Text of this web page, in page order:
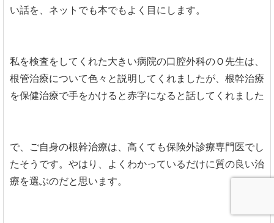
い話を、ネットでも本でもよく目にします。
私を検査をしてくれた大きい病院の口腔外科のＯ先生は、
根管治療について色々と説明してくれましたが、根幹治療
を保健治療で手をかけると赤字になると話してくれました
で、ご自身の根幹治療は、高くても保険外診療専門医でし
たそうです。やはり、よくわかっているだけに質の良い治
療を選ぶのだと思います。